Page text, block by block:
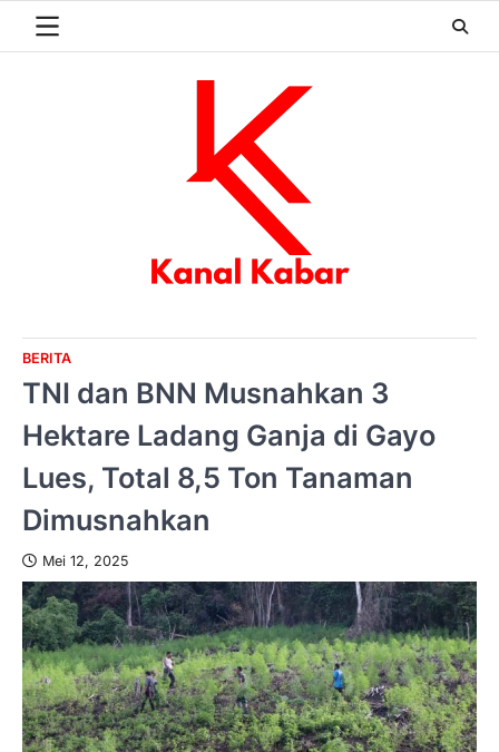
BERITA
TNI dan BNN Musnahkan 3
Hektare Ladang Ganja di Gayo
Lues, Total 8,5 Ton Tanaman
Dimusnahkan
Mei 12, 2025